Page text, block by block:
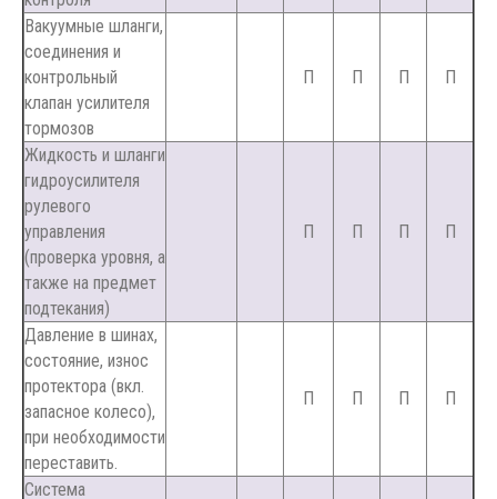
Вакуумные шланги,
соединения и
контрольный
клапан усилителя
тормозов
П П П П
Жидкость и шланги
гидроусилителя
рулевого
управления
(проверка уровня, а
также на предмет
подтекания)
П П П П
Давление в шинах,
состояние, износ
протектора (вкл.
запасное колесо),
при необходимости
переставить.
П П П П
Система